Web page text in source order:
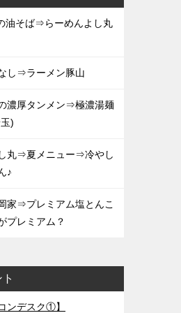
油そば⇒らーめんよし丸
し⇒ラーメン豚山
濃厚タンメン⇒極濃湯麺
)
丸⇒夏メニュー⇒冷やし
♪
家⇒プレミアム塩とんこ
プレミアム？
ンデスク①】